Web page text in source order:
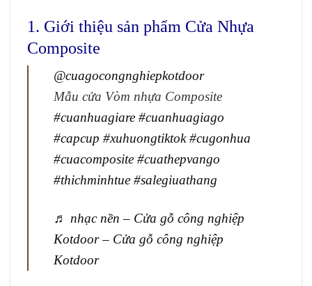
1. Giới thiệu sản phẩm Cửa Nhựa
Composite
@cuagocongnghiepkotdoor
Mẫu cửa Vòm nhựa Composite
#cuanhuagiare #cuanhuagiago
#capcup #xuhuongtiktok #cugonhua
#cuacomposite #cuathepvango
#thichminhtue #salegiuathang
♬ nhạc nền – Cửa gỗ công nghiệp
Kotdoor – Cửa gỗ công nghiệp
Kotdoor